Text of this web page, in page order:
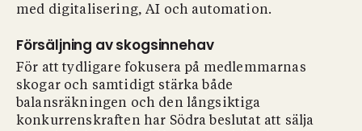
med digitalisering, AI och automation.
Försäljning av skogsinnehav
För att tydligare fokusera på medlemmarnas
skogar och samtidigt stärka både
balansräkningen och den långsiktiga
konkurrenskraften har Södra beslutat att sälja